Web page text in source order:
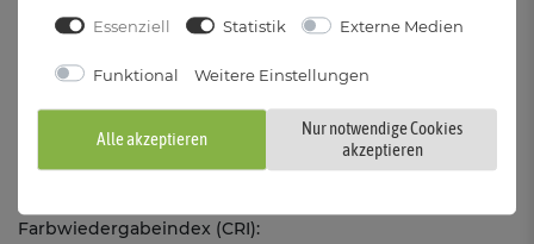
Abstrahlwinkel:
Leistung (Pon):
5.2 Watt
Farbwiedergabeindex (CRI):
Essenziell Statistik Externe Medien
Funktional Weitere Einstellungen
Alle akzeptieren
Nur notwendige Cookies
akzeptieren